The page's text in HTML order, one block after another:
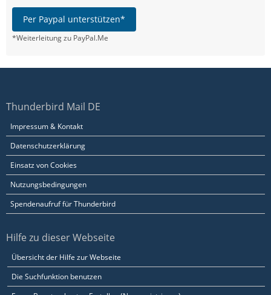
Per Paypal unterstützen*
*Weiterleitung zu PayPal.Me
Thunderbird Mail DE
Impressum & Kontakt
Datenschutzerklärung
Einsatz von Cookies
Nutzungsbedingungen
Spendenaufruf für Thunderbird
Hilfe zu dieser Webseite
Übersicht der Hilfe zur Webseite
Die Suchfunktion benutzen